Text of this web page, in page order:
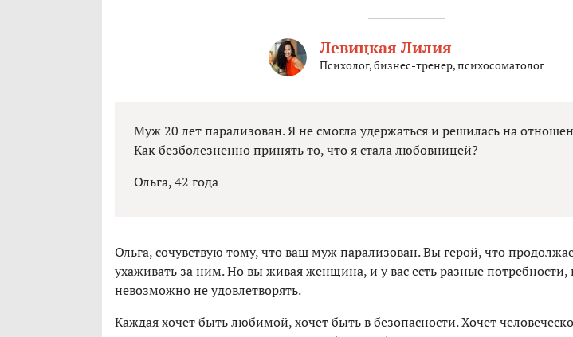
Левицкая Лилия
Психолог, бизнес-тренер, психосоматолог
Муж 20 лет парализован. Я не смогла удержаться и решилась на
Как безболезненно принять то, что я стала любовницей?
Ольга, 42 года
Ольга, сочувствую тому, что ваш муж парализован. Вы герой, что
ухаживать за ним. Но вы живая женщина, и у вас есть разные потребности,
невозможно не удовлетворять.
Каждая хочет быть любимой, хочет быть в безопасности. Хочет